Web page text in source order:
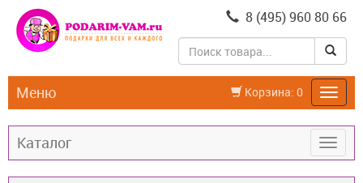
8 (495) 960 80 66
Корзина: 0
Меню
Каталог